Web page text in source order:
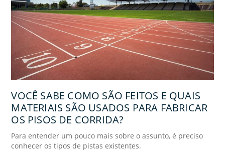
VOCÊ SABE COMO SÃO FEITOS E QUAIS
MATERIAIS SÃO USADOS PARA FABRICAR
OS PISOS DE CORRIDA?
Para entender um pouco mais sobre o assunto, é preciso
conhecer os tipos de pistas existentes.